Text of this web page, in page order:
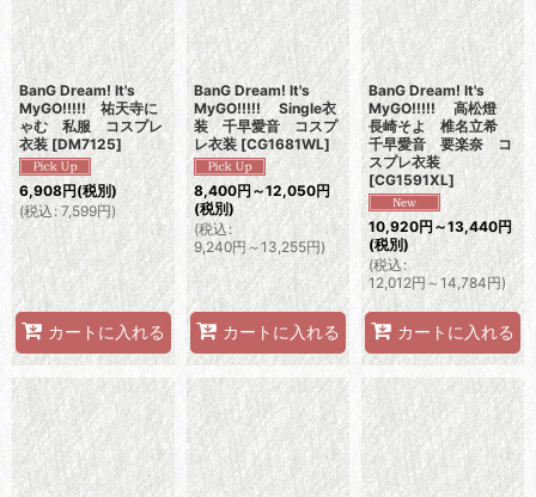
BanG Dream! It's
MyGO!!!!! 祐天寺に
ゃむ 私服 コスプレ
衣装 [DM7125]
6,908円(税別)
(税込: 7,599円)
カートに入れる
BanG Dream! It's
MyGO!!!!! Single衣
装 千早愛音 コスプ
レ衣装 [CG1681WL]
8,400円～12,050円
(税別)
(税込:
9,240円～13,255円)
カートに入れる
BanG Dream! It's
MyGO!!!!! 高松燈
長崎そよ 椎名立希
千早愛音 要楽奈 コ
スプレ衣装
[CG1591XL]
10,920円～13,440円
(税別)
(税込:
12,012円 ～14,784円)
カートに入れる